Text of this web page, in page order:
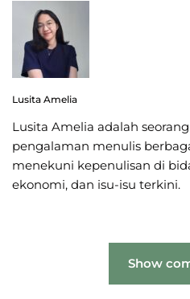
Lusita Amelia
Lusita Amelia adalah
pengalaman menulis
menekuni kepenulisan di
ekonomi, dan isu-isu terkini.
Show